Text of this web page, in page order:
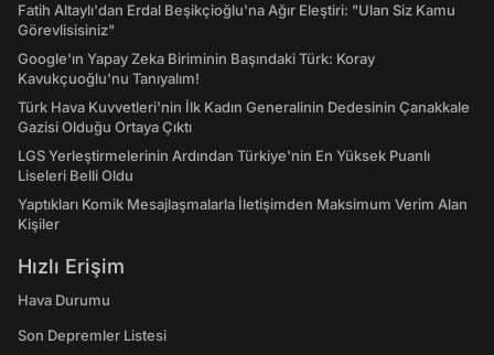
Fatih Altaylı'dan Erdal Beşikçioğlu'na Ağır Eleştiri: "Ulan Siz Kamu
Görevlisisiniz"
Google'ın Yapay Zeka Biriminin Başındaki Türk: Koray
Kavukçuoğlu'nu Tanıyalım!
Türk Hava Kuvvetleri'nin İlk Kadın Generalinin Dedesinin Çanakkale
Gazisi Olduğu Ortaya Çıktı
LGS Yerleştirmelerinin Ardından Türkiye'nin En Yüksek Puanlı
Liseleri Belli Oldu
Yaptıkları Komik Mesajlaşmalarla İletişimden Maksimum Verim Alan
Kişiler
Hızlı Erişim
Hava Durumu
Son Depremler Listesi